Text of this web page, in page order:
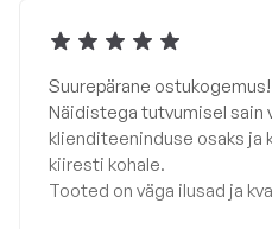
Suurepärane ostukogemus!
Näidistega tutvumisel sain
klienditeeninduse osaks ja
kiiresti kohale.
Tooted on väga ilusad ja